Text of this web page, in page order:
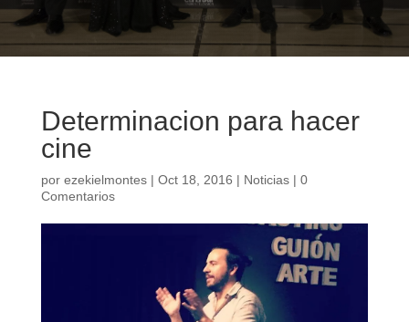
Determinacion para hacer
cine
por ezekielmontes| Oct 18, 2016 | Noticias| 0
Comentarios